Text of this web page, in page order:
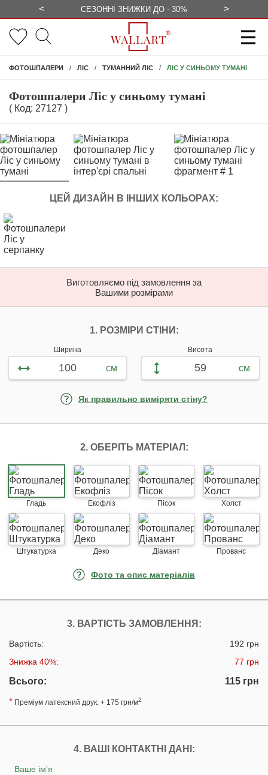
< СЕЗОННІ ЗНИЖКИ ДО - 30% >
ФОТОШПАЛЕРИ ЛІС ТУМАННИЙ ЛІС ЛІС У СИНЬОМУ ТУМАНІ
Фотошпалери Ліс у синьому тумані
( Код: 27127 )
ЦЕЙ ДИЗАЙН В ІНШИХ КОЛЬОРАХ:
Виготовляємо під замовлення за
Вашими розмірами
1. РОЗМІРИ СТІНИ:
Ширина
см
Висота
см
Як правильно виміряти стіну?
2. ОБЕРІТЬ МАТЕРІАЛ:
Гладь Екофліз Пісок Холст
Штукатурка Деко Діамант Прованс
Фото та опис матеріалів
3. ВАРТІСТЬ ЗАМОВЛЕННЯ:
Вартість:
192 грн
Знижка 40%:
77 грн
Всього:
115 грн
* Преміум латексний друк: + 175 грн/м2
4. ВАШІ КОНТАКТНІ ДАНІ:
Ваше ім'я